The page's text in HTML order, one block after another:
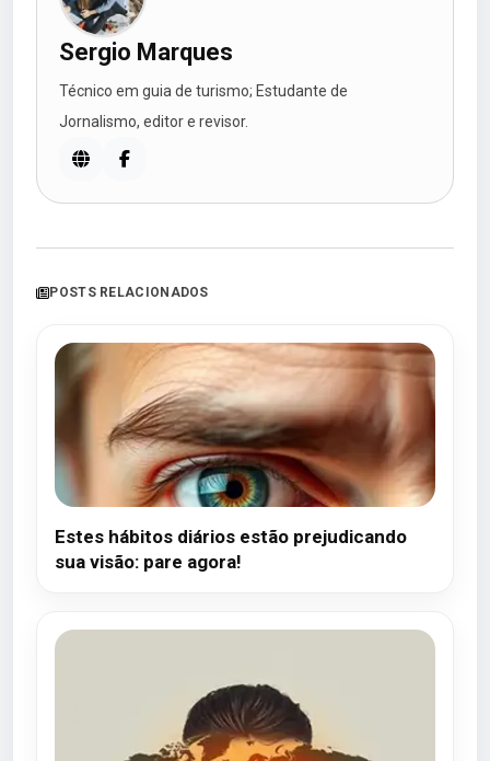
Sergio Marques
Técnico em guia de turismo; Estudante de
Jornalismo, editor e revisor.
POSTS RELACIONADOS
Estes hábitos diários estão prejudicando
sua visão: pare agora!